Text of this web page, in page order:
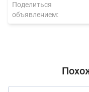
Поделиться
объявлением: